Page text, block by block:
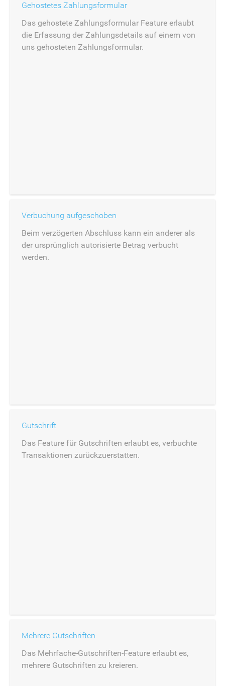
Gehostetes Zahlungsformular
Das gehostete Zahlungsformular Feature erlaubt
die Erfassung der Zahlungsdetails auf einem von
uns gehosteten Zahlungsformular.
Verbuchung aufgeschoben
Beim verzögerten Abschluss kann ein anderer als
der ursprünglich autorisierte Betrag verbucht
werden.
Gutschrift
Das Feature für Gutschriften erlaubt es, verbuchte
Transaktionen zurückzuerstatten.
Mehrere Gutschriften
Das Mehrfache-Gutschriften-Feature erlaubt es,
mehrere Gutschriften zu kreieren.